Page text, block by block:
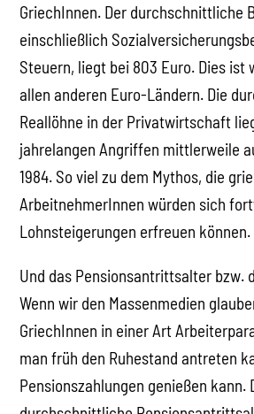
GriechInnen. Der durchschnittliche
einschließlich
Steuern, liegt bei 803 Euro. Dies ist
allen anderen Euro-Ländern. Die
Reallöhne in der Privatwirtschaft
jahrelangen Angriffen mittlerweile
1984. So viel zu dem Mythos, die
ArbeitnehmerInnen würden sich
Lohnsteigerungen erfreuen können.
Und das Pensionsantrittsalter bzw.
Wenn wir den Massenmedien
GriechInnen in einer Art
man früh den Ruhestand antreten
Pensionszahlungen genießen kann.